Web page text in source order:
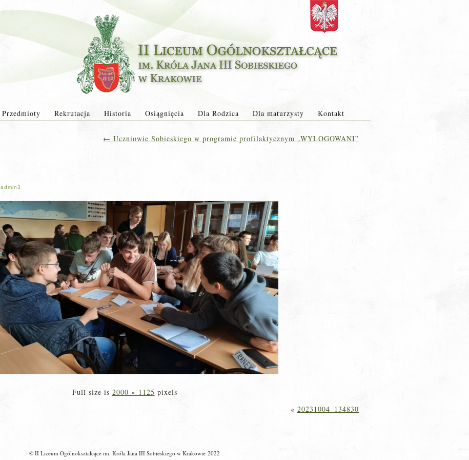
Przedmioty Rekrutacja Historia Osiągnięcia Dla Rodzica Dla maturzysty Kontakt
← Uczniowie Sobieskiego w programie profilaktycznym „WYLOGOWANI”
admin3
Full size is 2000 × 1125 pixels
« 20231004_134830
© II Liceum Ogólnokształcące im. Króla Jana III Sobieskiego w Krakowie 2022